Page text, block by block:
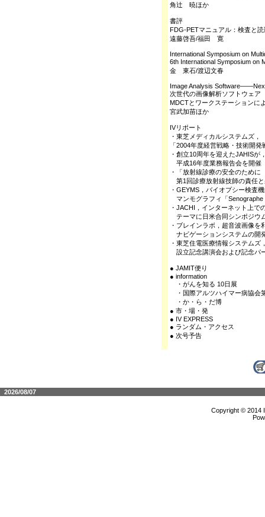
角辻 暁ほか
書評
FDG-PETマニュアル：検査と
遠藤啓吾/福田 寛
International Symposium on
6th International Symposium on
金 東石/渡辺文春
Image Analysis
次世代の画像解析ソフトウェア
MDCTとワークステーションに
宮武加苗ほか
IVリポート
・東芝メディカルシステムズ，
「2004年度経営戦略・技術開発
・創立10周年を迎えたJAHISが
平成16年度業務報告会を開催
・「放射線診療の安全のために
第1回診療放射線技師の責任
・GEYMS，バイオプシー検査
マンモグラフィ「Senographe
・JACHI，インターネット上で
テーマに日米合同シンポジウ
・ブレインラボ，超音波画像を
ナビゲーションシステムの開
・東芝住電医療情報システムズ
設立記念講演会および記念パ
● JAMIT便り
● information
・がんを知る 10日展
・国際アルツハイマー病協会
・か・ら・だ博
● 市・場・発
● IV EXPRESS
● ランダム・アクセス
● 次号予告
2026/08/07
Copyright © 2014